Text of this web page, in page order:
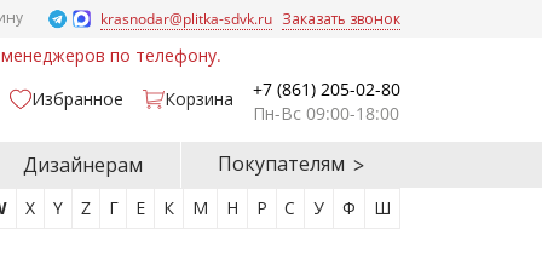
krasnodar@plitka-sdvk.ru Заказать звонок
по телефону.
Избранное Корзина
+7 (861) 205-02-80
Пн-Вс 09:00-18:00
Дизайнерам Покупателям
X Y Z Г Е К М Н Р С У Ф Ш